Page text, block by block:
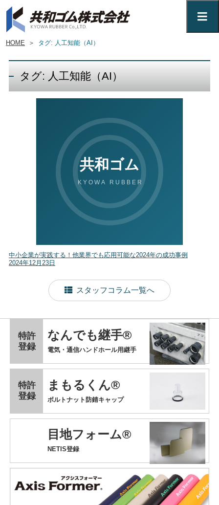
HOME ＞ タグ: 人工知能（AI）
タグ: 人工知能（AI）
中小企業が実践する！他業界でも応用可能な2024年の成功事例
2024年12月23日
スタッフコラム一覧へ
なんでも継手®
特許
登録
電気・通信ハンドホール用継手
まもるくん®
特許
登録
ボルトナット防錆キャップ
目地フォーム®
NETIS登録